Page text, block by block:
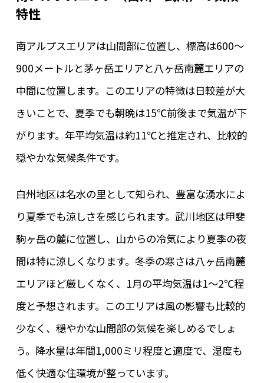
特性
南アルプスエリアは山間部に位置し、標高は600～
900メートルと茅ヶ岳エリアと八ヶ岳南麓エリアの
中間に位置します。このエリアの特徴は日較差が大
きいことで、夏季でも朝晩は15℃前後まで気温が下
がります。年平均気温は約11℃と推定され、比較的
穏やかな気候条件です。
白州地区は名水の里として知られ、豊富な湧水によ
り夏季でも涼しさを感じられます。武川地区は甲斐
駒ヶ岳の麓に位置し、山からの冷気により夏季の夜
間は特に涼しくなります。冬季の寒さは八ヶ岳南麓
エリアほど厳しくなく、1月の平均気温は1～2℃程
度と予想されます。このエリアは風の影響も比較的
少なく、穏やかな山間部の気候を楽しめるでしょ
う。降水量は年間1,000ミリ程度と適度で、湿度も
低く快適な住環境が整っています。